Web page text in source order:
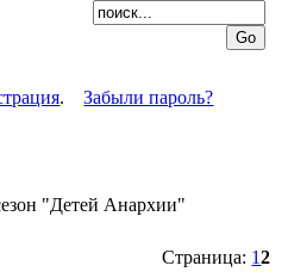
.Забыли пароль?
"Детей Анархии"
Страница: 12